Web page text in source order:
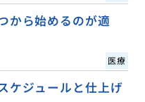
から始めるのが適
医療
ケジュールと仕上げ